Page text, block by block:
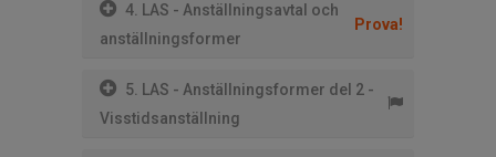
4. LAS - Anställningsavtal och
anställningsformer
Prova!
5. LAS - Anställningsformer del 2 -
Visstidsanställning